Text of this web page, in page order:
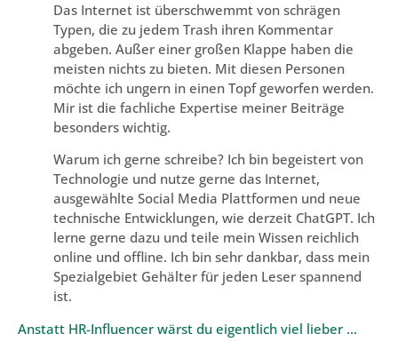
Das Internet ist überschwemmt von schrägen
Typen, die zu jedem Trash ihren Kommentar
abgeben. Außer einer großen Klappe haben die
meisten nichts zu bieten. Mit diesen Personen
möchte ich ungern in einen Topf geworfen werden.
Mir ist die fachliche Expertise meiner Beiträge
besonders wichtig.
Warum ich gerne schreibe? Ich bin begeistert von
Technologie und nutze gerne das Internet,
ausgewählte Social Media Plattformen und neue
technische Entwicklungen, wie derzeit ChatGPT. Ich
lerne gerne dazu und teile mein Wissen reichlich
online und offline. Ich bin sehr dankbar, dass mein
Spezialgebiet Gehälter für jeden Leser spannend
ist.
Anstatt HR-Influencer wärst du eigentlich viel lieber …